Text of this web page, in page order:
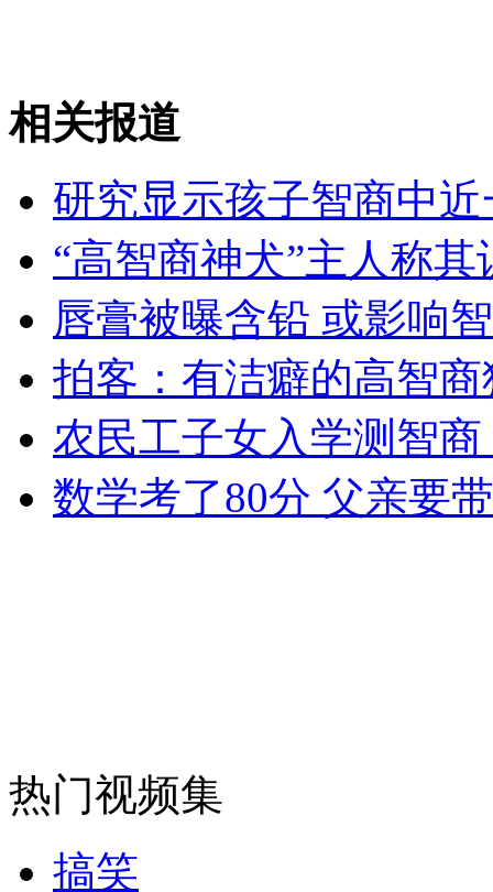
安徽一实载49人客车翻车
走！跟着总书记去植树
消防员救轻生者 花炮节热闹非凡 减压"枕头大战"
相关报道
研究显示孩子智商中
“高智商神犬”主人称
唇膏被曝含铅 或影响
拍客：有洁癖的高智
农民工子女入学测智
数学考了80分 父亲要
热门视频集
搞笑